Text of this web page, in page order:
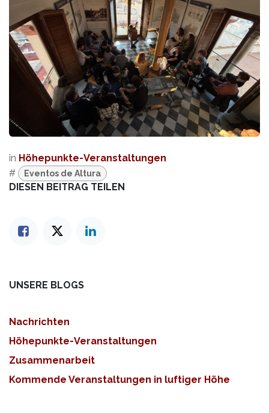
in Höhepunkte-Veranstaltungen
#
Eventos de Altura
DIESEN BEITRAG TEILEN
UNSERE BLOGS
Nachrichten
Höhepunkte-Veranstaltungen
Zusammenarbeit
Kommende Veranstaltungen in luftiger Höhe